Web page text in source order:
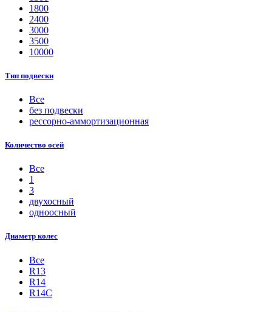
1800
2400
3000
3500
10000
Тип подвески
Все
без подвески
рессорно-аммортизационная
Количество осей
Все
1
3
двухосный
одноосный
Диаметр колес
Все
R13
R14
R14С